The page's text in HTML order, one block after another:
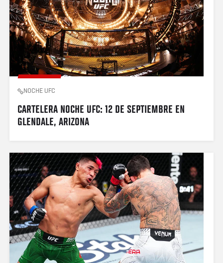
NOCHE UFC
CARTELERA NOCHE UFC: 12 DE SEPTIEMBRE EN
GLENDALE, ARIZONA